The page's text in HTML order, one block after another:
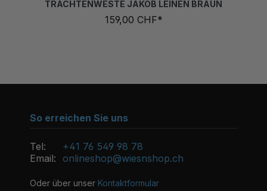
159,00 CHF*
So erreichen Sie uns
Tel:
+41 76 549 98 78
Email: onlineshop@wiesnshop.ch
Oder über unser Kontaktformular